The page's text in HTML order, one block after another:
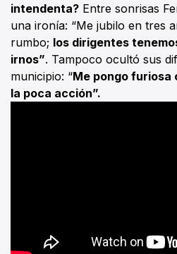
intendenta? Entre sonrisas
una ironía: “Me jubilo en tres
rumbo; los dirigentes
irnos”. Tampoco ocultó sus
municipio: “Me pongo furiosa
la poca acción”.